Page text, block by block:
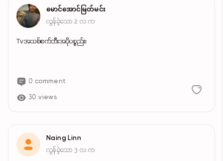
မောင်အောင်မြတ်မင်း
လွန်ခဲ့သော 2 လ က
Tvအသစ်၊စက်ဘီးအပိုပစ္စည်း၊
0 comment
30 views
Naing Linn
လွန်ခဲ့သော 3 လ က